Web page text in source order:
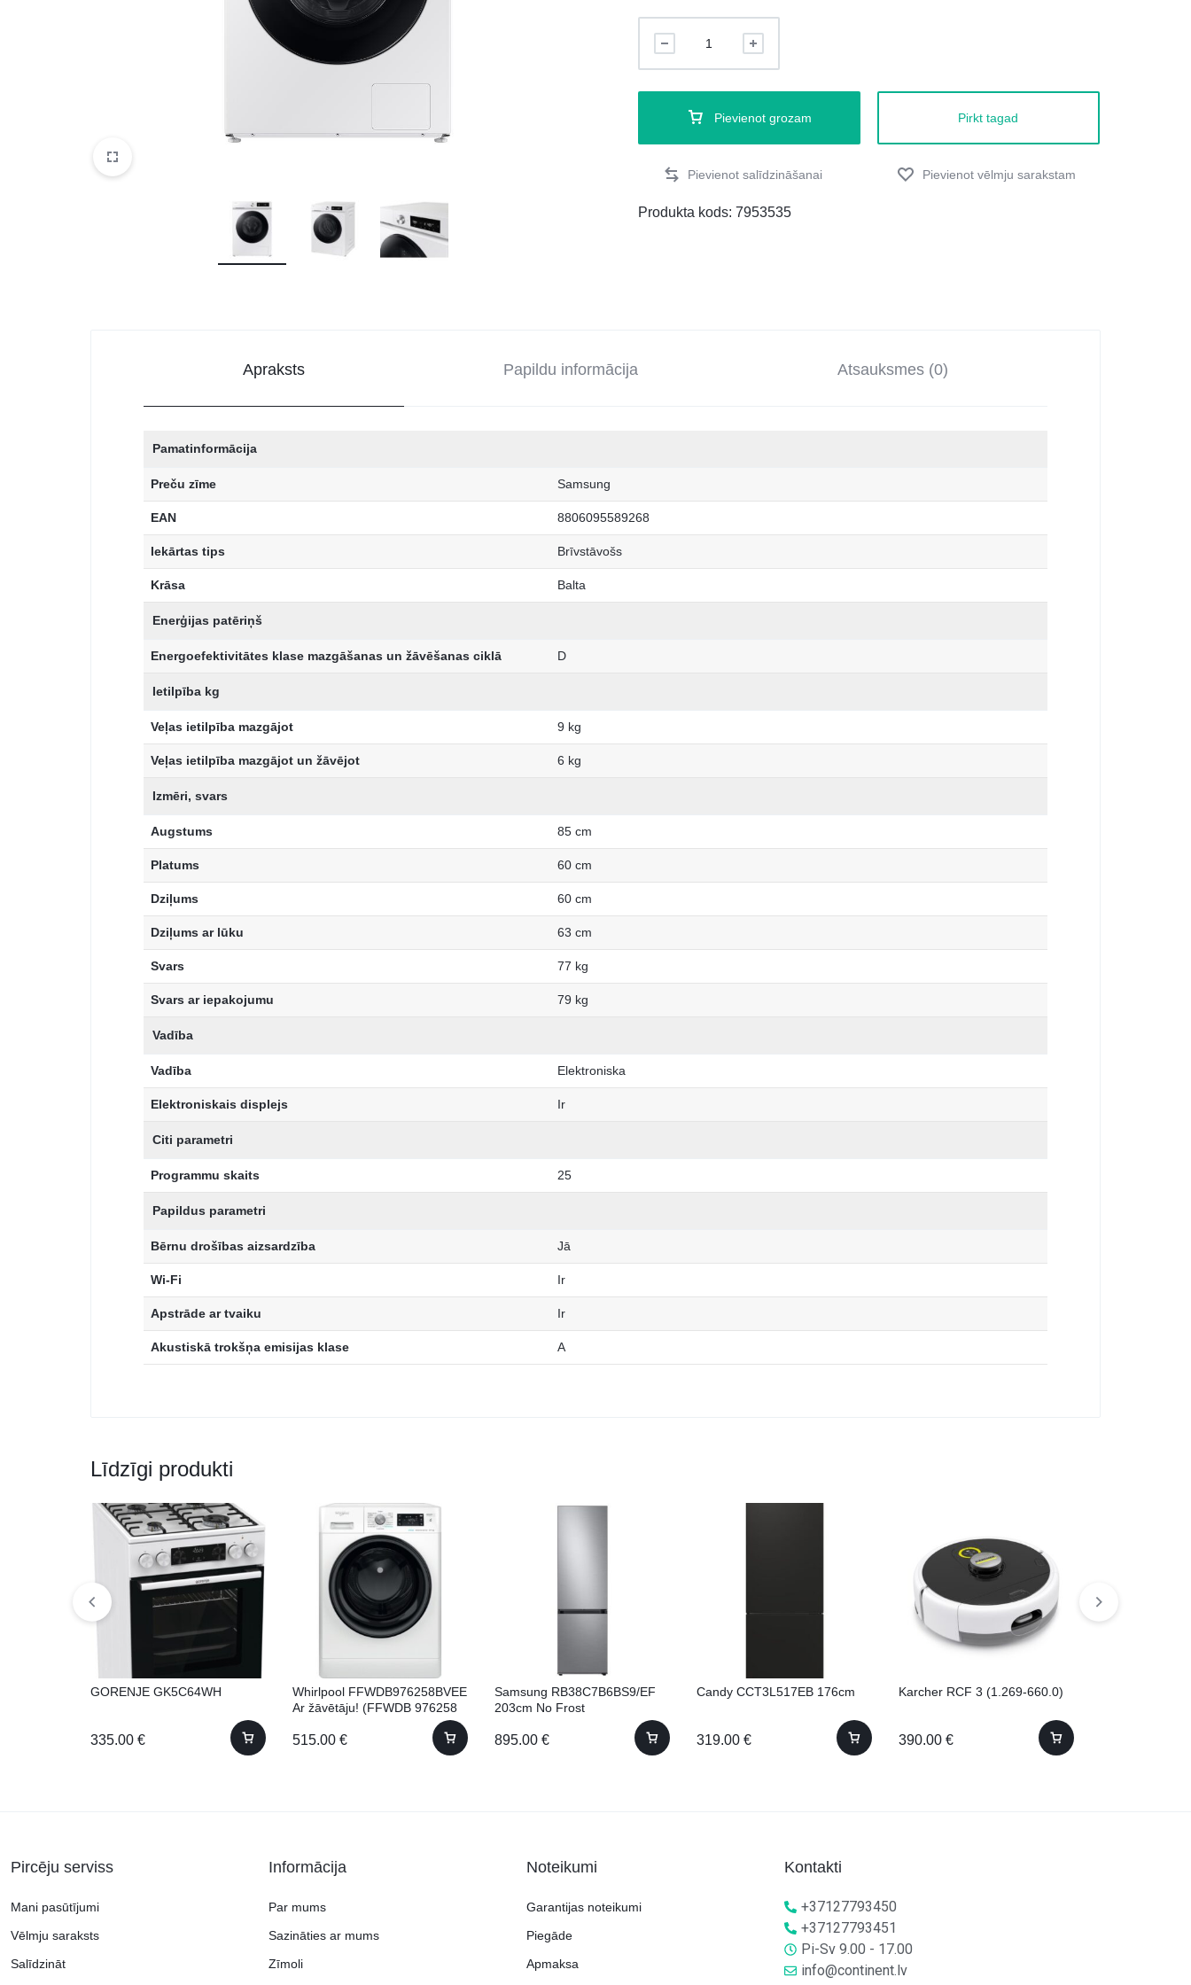
DATORTEHNIKA, PRECES
MĀJĀM UN DĀRZAM
Pievienot grozam Pirkt tagad
Produkta kods:7953535
Apraksts Papildu informācija Atsauksmes (0)
Pamatinformācija
Preču zīme Samsung
EAN 8806095589268
Iekārtas tips Brīvstāvošs
Krāsa Balta
Enerģijas patēriņš
Energoefektivitātes klase mazgāšanas un žāvēšanas ciklā D
Ietilpība kg
Veļas ietilpība mazgājot 9 kg
Veļas ietilpība mazgājot un žāvējot 6 kg
Izmēri, svars
Augstums 85 cm
Platums 60 cm
Dziļums 60 cm
Dziļums ar lūku 63 cm
Svars 77 kg
Svars ar iepakojumu 79 kg
Vadība
Vadība Elektroniska
Elektroniskais displejs Ir
Citi parametri
Programmu skaits 25
Papildus parametri
Bērnu drošības aizsardzība Jā
Wi-Fi Ir
Apstrāde ar tvaiku Ir
Akustiskā trokšņa emisijas klase A
Līdzīgi produkti
GORENJE GK5C64WH
335.00 €
Whirlpool FFWDB976258BVEE
Ar žāvētāju! (FFWDB 976258
515.00 €
Samsung RB38C7B6BS9/EF
203cm No Frost
895.00 €
Candy CCT3L517EB 176cm
319.00 €
Karcher RCF 3 (1.269-660.0)
390.00 €
Pircēju serviss
Mani pasūtījumi
Vēlmju saraksts
Salīdzināt
Informācija
Par mums
Sazināties ar mums
Zīmoli
Noteikumi
Garantijas noteikumi
Piegāde
Apmaksa
Kontakti
+37127793450
+37127793451
Pi-Sv 9.00 - 17.00
info@continent.lv